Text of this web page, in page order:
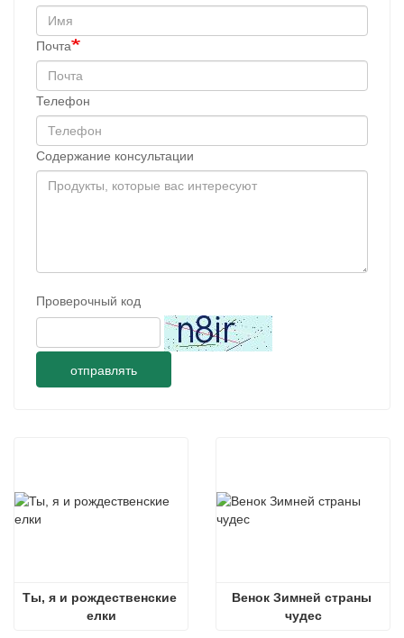
Почта
Телефон
Содержание консультации
Проверочный код
отправлять
Ты, я и рождественские
елки
Венок Зимней страны
чудес